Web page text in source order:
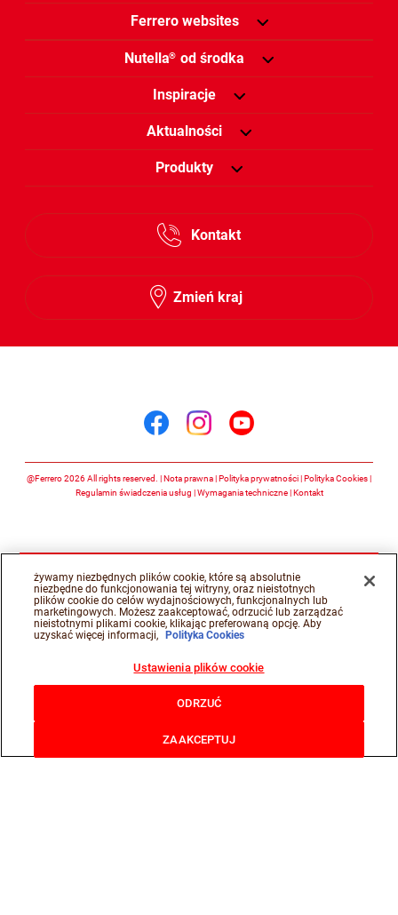
Ferrero websites
Nutella® od środka
Inspiracje
Aktualności
Produkty
Kontakt
Zmień kraj
@Ferrero 2026 All rights reserved. Nota prawna Polityka prywatności Polityka Cookies
Regulamin świadczenia usług
Wymagania techniczne Kontakt
żywamy niezbędnych plików cookie, które są absolutnie
niezbędne do funkcjonowania tej witryny, oraz nieistotnych
plików cookie do celów wydajnościowych, funkcjonalnych lub
marketingowych. Możesz zaakceptować, odrzucić lub zarządzać
nieistotnymi plikami cookie, klikając preferowaną opcję. Aby
uzyskać więcej informacji,
Polityka Cookies
Ustawienia plików cookie
ODRZUĆ
ZAAKCEPTUJ